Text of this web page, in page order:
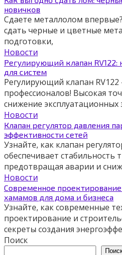
новичков
Сдаете металлолом
сдать черные и цветные
подготовки,
Новости
Регулирующий клапан RV122:
для систем
Регулирующий клапан
профессионалов! Высокая
снижение эксплуатационных
Новости
Клапан регулятор давления
эффективности сетей
Узнайте, как клапан
обеспечивает стабильность
предотвращая аварии и
Новости
Современное
хамамов для дома и бизнеса
Узнайте, как современные
проектирование и
секреты создания
Поиск